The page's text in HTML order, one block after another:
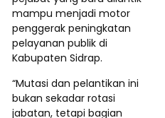
mampu menjadi motor
penggerak peningkatan
pelayanan publik di
Kabupaten Sidrap.
“Mutasi dan pelantikan ini
bukan sekadar rotasi
jabatan, tetapi bagian